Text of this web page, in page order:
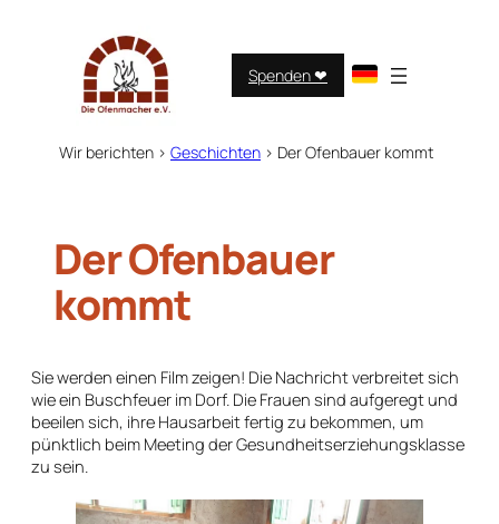
Spenden ❤︎
Wir berichten > Geschichten > Der Ofenbauer kommt
Der Ofenbauer
kommt
Sie werden einen Film zeigen! Die Nachricht verbreitet sich
wie ein Buschfeuer im Dorf. Die Frauen sind aufgeregt und
beeilen sich, ihre Hausarbeit fertig zu bekommen, um
pünktlich beim Meeting der Gesundheitserziehungsklasse
zu sein.